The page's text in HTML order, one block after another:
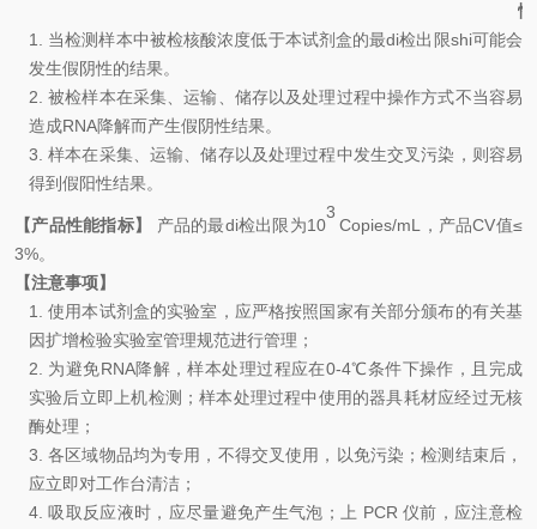
1. 当检测样本中被检核酸浓度低于本试剂盒的最di检出限shi可能会
发生假阴性的结果。
2.被检样本在采集、运输、储存以及处理过程中操作方式不当容易
造成RNA降解而产生假阴性结果。
3.样本在采集、运输、储存以及处理过程中发生交叉污染，则容易
得到假阳性结果。
【产品性能指标】 产品的最di检出限为10
3
Copies/mL ，产品CV值≤
3%。
【注意事项】
1.使用本试剂盒的实验室，应严格按照国家有关部分颁布的有关基
因扩增检验实验室管理规范进行管理 ；
2. 为避免RNA降解，样本处理过程应在0-4℃条件下操作，且完成
实验后立即上机检测；样本处理过程中使用的器具耗材应经过无核
酶处理 ；
3.各区域物品均为专用，不得交叉使用，以免污染 ；检测结束后，
应立即对工作台清洁 ；
4.吸取反应液时，应尽量避免产生气泡 ； 上 PCR 仪前，应注意检